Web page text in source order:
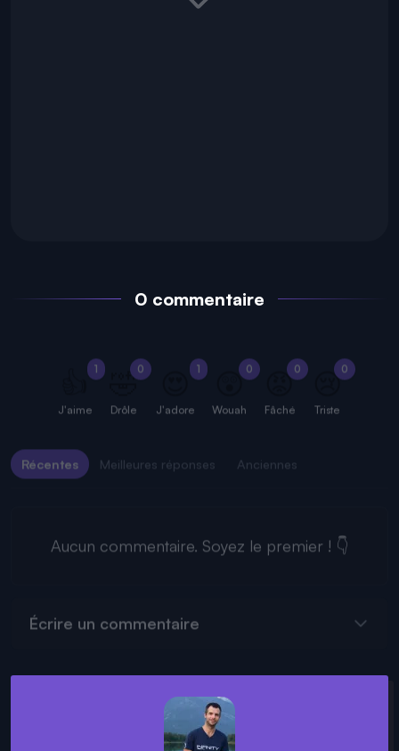
0 commentaire
1
👍
J'aime
0
🤣
Drôle
1
J'adore
0
😲
Wouah
0
😡
Fâché
0
😢
Triste
Récentes Meilleures réponses Anciennes
Aucun commentaire. Soyez le premier ! 👇
Écrire un commentaire